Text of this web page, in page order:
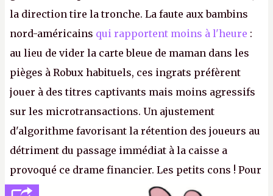
la direction tire la tronche. La faute aux bambins
nord-américains qui rapportent moins à l'heure :
au lieu de vider la carte bleue de maman dans les
pièges à Robux habituels, ces ingrats préfèrent
jouer à des titres captivants mais moins agressifs
sur les microtransactions. Un ajustement
d'algorithme favorisant la rétention des joueurs au
détriment du passage immédiat à la caisse a
provoqué ce drame financier. Les petits cons ! Pour
se consoler, le PDG David Baszucki peut compter